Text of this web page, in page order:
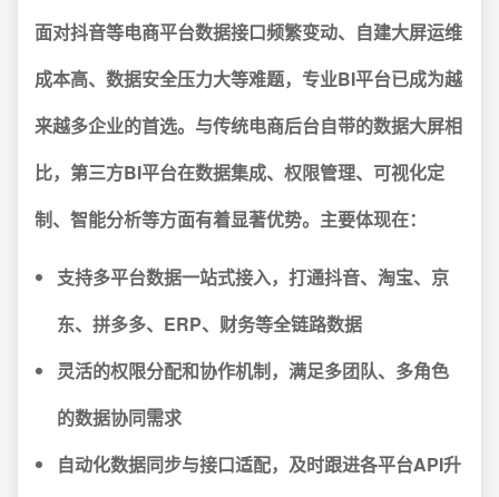
面对抖音等电商平台数据接口频繁变动、自建大屏运维
成本高、数据安全压力大等难题，专业BI平台已成为越
来越多企业的首选。 与传统电商后台自带的数据大屏相
比，第三方BI平台在数据集成、权限管理、可视化定
制、智能分析等方面有着显著优势。主要体现在：
支持多平台数据一站式接入，打通抖音、淘宝、京
东、拼多多、ERP、财务等全链路数据
灵活的权限分配和协作机制，满足多团队、多角色
的数据协同需求
自动化数据同步与接口适配，及时跟进各平台API升